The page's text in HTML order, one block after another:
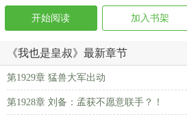
开始阅读 加入书架
《我也是皇叔》最新章节
第1929章 猛兽大军出动
第1928章 刘备：孟获不愿意联手？！